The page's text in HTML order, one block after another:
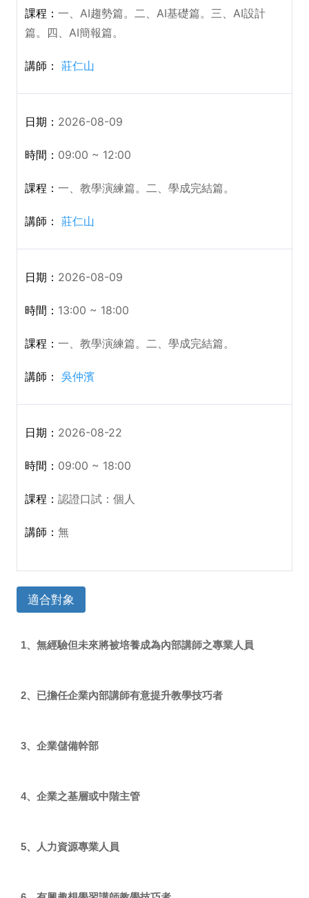
一、AI趨勢篇。二、AI基礎篇。三、AI設計
篇。四、AI簡報篇。
莊仁山
2026-08-09
09:00 ~ 12:00
一、教學演練篇。二、學成完結篇。
莊仁山
2026-08-09
13:00 ~ 18:00
一、教學演練篇。二、學成完結篇。
吳仲濱
2026-08-22
09:00 ~ 18:00
認證口試：個人
無
適合對象
1、無經驗但未來將被培養成為內部講師之專業人員
2、已擔任企業內部講師有意提升教學技巧者
3、企業儲備幹部
4、企業之基層或中階主管
5、人力資源專業人員